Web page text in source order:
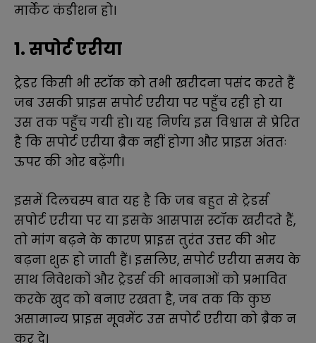
मार्केट कंडीशन हो।
1. सपोर्ट एरीया
ट्रेडर किसी भी स्टॉक को तभी खरीदना पसंद करते हैं
जब उसकी प्राइस सपोर्ट एरीया पर पहुँच रही हो या
उस तक पहुँच गयी हो। यह निर्णय इस विश्वास से प्रेरित
है कि सपोर्ट एरीया ब्रैक नहीं होगा और प्राइस अंततः
ऊपर की ओर बढ़ेंगी।
इसमें दिलचस्प बात यह है कि जब बहुत से ट्रेडर्स
सपोर्ट एरीया पर या इसके आसपास स्टॉक खरीदते हैं,
तो मांग बढ़ने के कारण प्राइस तुरंत उत्तर की ओर
बढ़ना शुरू हो जाती हैं। इसलिए, सपोर्ट एरीया समय के
साथ निवेशकों और ट्रेडर्स की भावनाओं को प्रभावित
करके खुद को बनाए रखता है, जब तक कि कुछ
असामान्य प्राइस मूवमेंट उस सपोर्ट एरीया को ब्रैक न
कर दे।